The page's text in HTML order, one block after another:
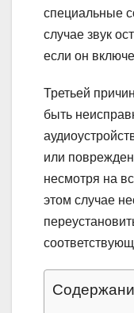
специальные
случае звук
если он
Третьей
быть
или
несмотря на
этом случае